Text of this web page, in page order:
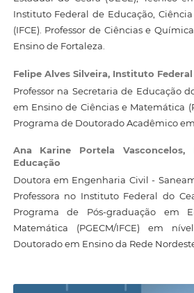
Instituto Federal de Educação,
(IFCE). Professor de Ciências e
Ensino de Fortaleza.
Felipe Alves Silveira, Instituto Federal
Professor na Secretaria de Educação
em Ensino de Ciências e Matemática
Programa de Doutorado Acadêmico
Ana Karine Portela Vasconcelos,
Educação
Doutora em Engenharia Civil -
Professora no Instituto Federal do
Programa de Pós-graduação em
Matemática (PGECM/IFCE) em
Doutorado em Ensino da Rede Nordeste